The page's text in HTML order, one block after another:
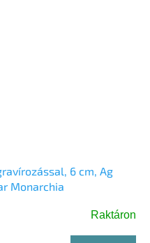
6 cm, Ag
Monarchia
Raktáron